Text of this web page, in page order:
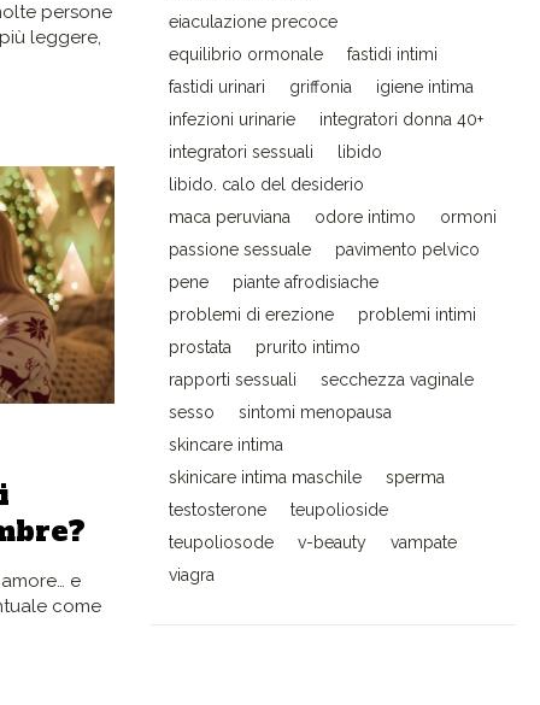
persone
leggere,
e
come
eiaculazione precoce
equilibrio ormonale
fastidi intimi
fastidi urinari
griffonia
igiene intima
infezioni urinarie
integratori donna 40+
integratori sessuali
libido
libido. calo del desiderio
maca peruviana
odore intimo
ormoni
passione sessuale
pavimento pelvico
pene
piante afrodisiache
problemi di erezione
problemi intimi
prostata
prurito intimo
rapporti sessuali
secchezza vaginale
sesso
sintomi menopausa
skincare intima
skinicare intima maschile
sperma
testosterone
teupolioside
teupoliosode
v-beauty
vampate
viagra